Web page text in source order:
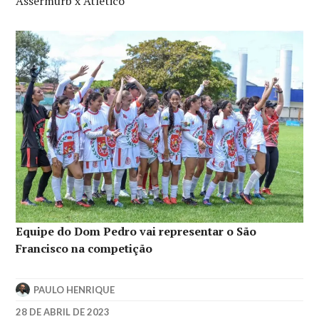
Equipe do Dom Pedro vai representar o São
Francisco na competição
PAULO HENRIQUE
28 DE ABRIL DE 2023